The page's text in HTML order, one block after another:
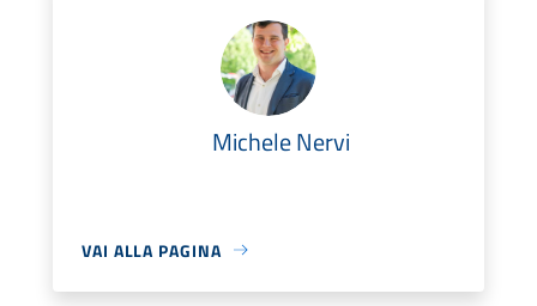
Michele Nervi
VAI ALLA PAGINA